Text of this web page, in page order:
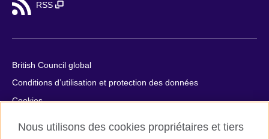
RSS
British Council global
Conditions d’utilisation et protection des données
Cookies
Nous utilisons des cookies propriétaires et tiers